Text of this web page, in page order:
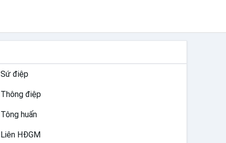
Sứ điệp
Thông điệp
Tông huấn
Liên HĐGM